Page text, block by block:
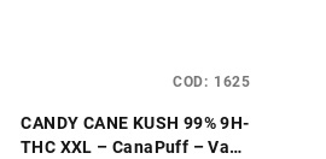
CANDY CANE KUSH 99% 9H-
THC XXL – CanaPuff – Vape
COD: 1625